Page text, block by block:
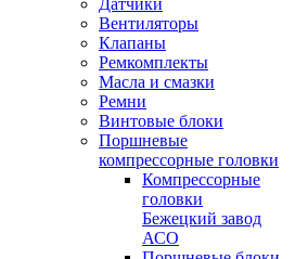
Датчики
Вентиляторы
Клапаны
Ремкомплекты
Масла и смазки
Ремни
Винтовые блоки
Поршневые
компрессорные головки
Компрессорные
головки
Бежецкий завод
АСО